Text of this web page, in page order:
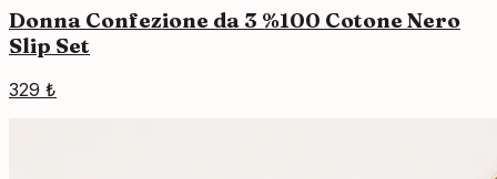
Donna Confezione da 3 %100 Cotone Nero
Slip Set
329 ₺